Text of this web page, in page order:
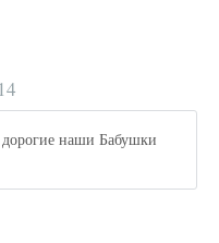
наши Бабушки